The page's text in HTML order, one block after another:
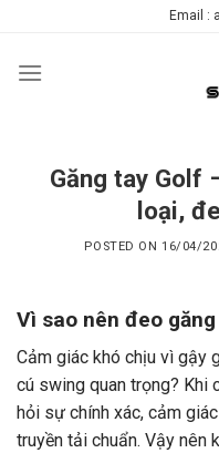
content
Email :
Găng tay Golf
loại,
POSTED ON16/04/
Vì sao nên đeo
Cảm giác khó chịu vì gậy
cú swing quan trọng? Khi
hỏi sự chính xác, cảm
truyền tải chuẩn. Vậy nên